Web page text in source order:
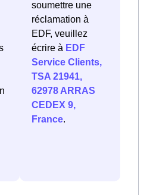
soumettre une
réclamation à
EDF, veuillez
écrire à EDF
Service Clients,
TSA 21941,
62978 ARRAS
CEDEX 9,
France.